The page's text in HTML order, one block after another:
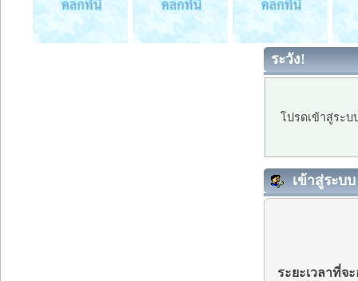
ระวัง!
โปรดเข้าสู่ระ
เข้าสู่ระบบ
ระยะเวลาที่จ